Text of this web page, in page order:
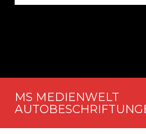
MS MEDIENWELT